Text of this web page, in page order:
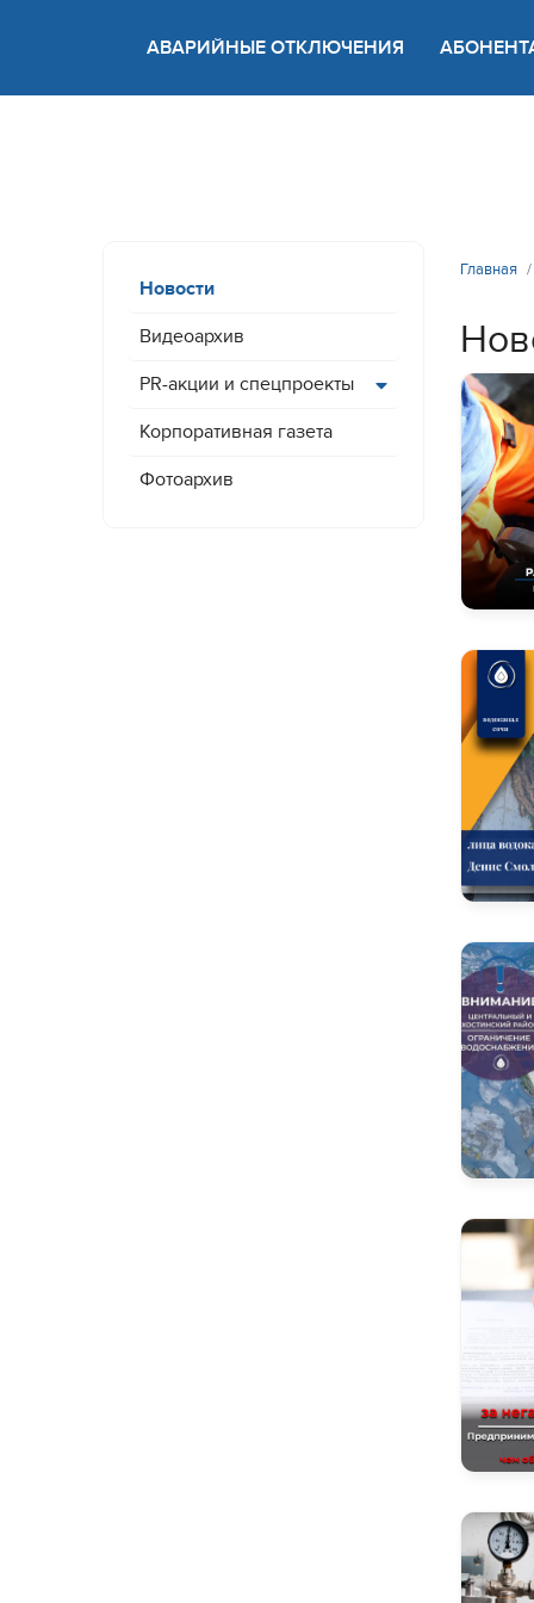
АВАРИЙНЫЕ ОТКЛЮЧЕНИЯ
Новости
Видеоархив
PR-акции и спецпроекты
Корпоративная газета
Фотоархив
Главная